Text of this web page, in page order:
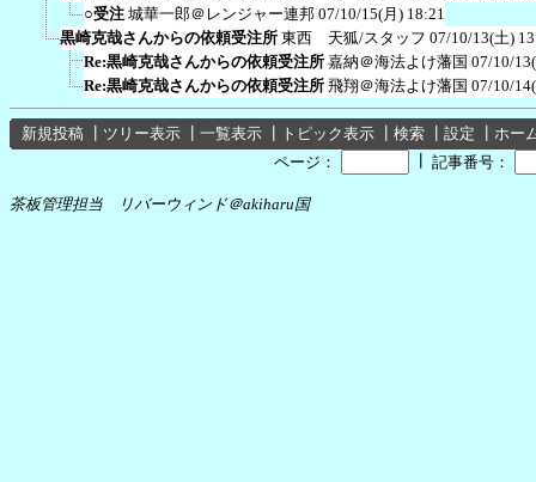
○受注 城華一郎＠レンジャー連邦 07/10/15(月) 18:21
黒崎克哉さんからの依頼受注所 東西 天狐/スタッフ 07/10/13(土)
Re:黒崎克哉さんからの依頼受注所 嘉納＠海法よけ藩国 07/10/
Re:黒崎克哉さんからの依頼受注所 飛翔＠海法よけ藩国 07/10/
新規投稿 ツリー表示 一覧表示 トピック表示 検索 設定
ホー
ページ：
記事番号：
茶板管理担当 リバーウィンド＠akiharu国